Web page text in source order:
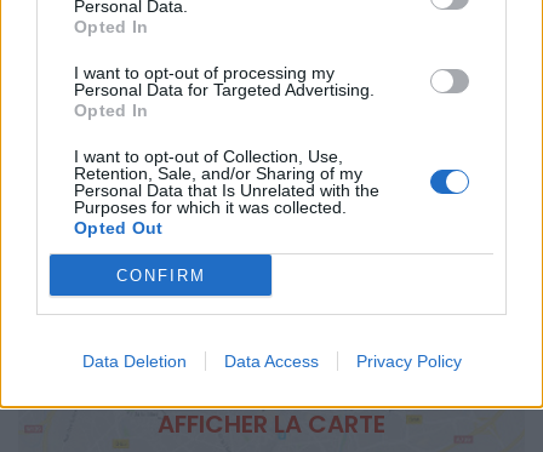
Personal Data.
Opted In
I want to opt-out of processing my
Personal Data for Targeted Advertising.
Opted In
I want to opt-out of Collection, Use,
Retention, Sale, and/or Sharing of my
Personal Data that Is Unrelated with the
Purposes for which it was collected.
Opted Out
CONFIRM
Data Deletion Data Access Privacy Policy
SITE OFFICIEL
AFFICHER LA CARTE